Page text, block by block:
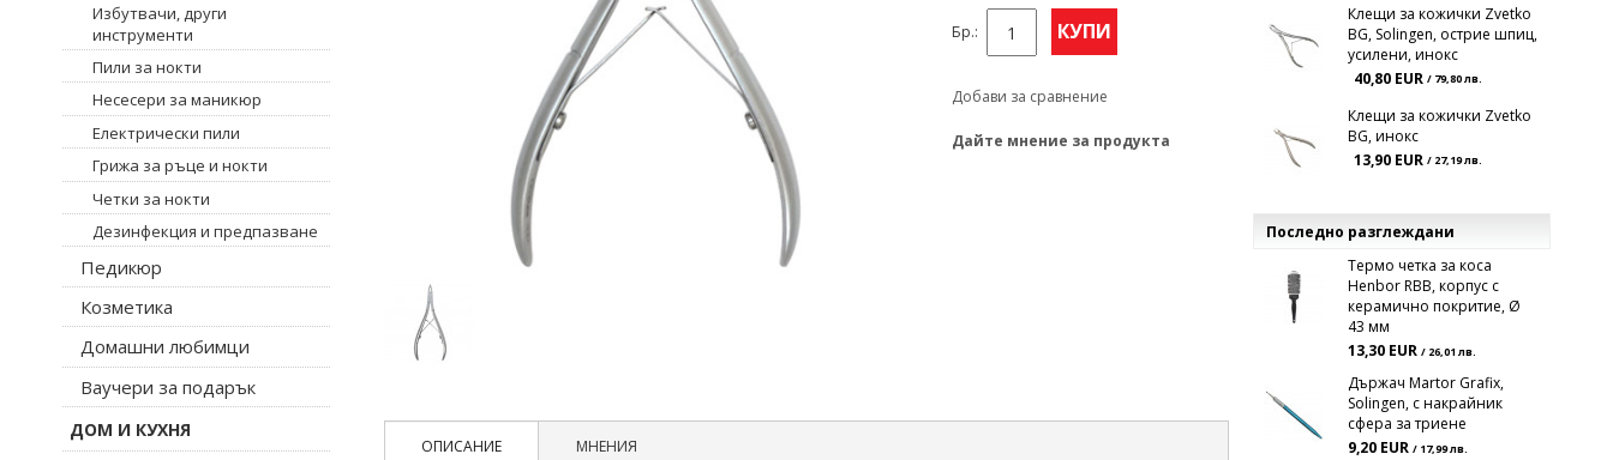
Бр.: КУПИ
Добави за сравнение
Дайте мнение за продукта
ОПИСАНИЕ МНЕНИЯ
Избутвачи, други
инструменти
Пили за нокти
Несесери за маникюр
Електрически пили
Грижа за ръце и нокти
Четки за нокти
Дезинфекция и предпазване
Педикюр
Козметика
Домашни любимци
Ваучери за подарък
ДОМ И КУХНЯ
Клещи за кожички Zvetko
BG, Solingen, острие шпиц,
усилени, инокс
40,80 EUR / 79,80 лв.
Клещи за кожички Zvetko
BG, инокс
13,90 EUR / 27,19 лв.
Последно разглеждани
Термо четка за коса
Henbor RBB, корпус с
керамично покритие, Ø
43 мм
13,30 EUR / 26,01 лв.
Държач Martor Grafix,
Solingen, с накрайник
сфера за триене
9,20 EUR / 17,99 лв.